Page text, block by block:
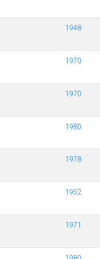
1948
1970
1970
1980
1978
1952
1971